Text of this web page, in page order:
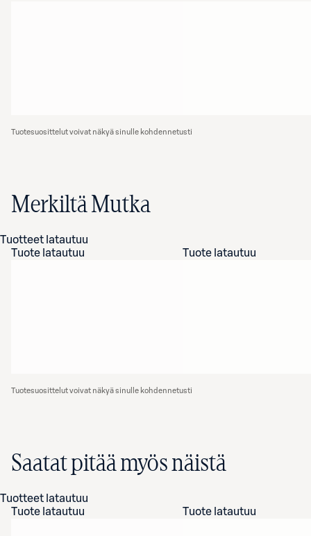
Tuotesuosittelut voivat näkyä sinulle kohdennetusti
Merkiltä Mutka
Tuotteet latautuu
Tuote latautuu
Tuote latautuu
Tuotesuosittelut voivat näkyä sinulle kohdennetusti
Saatat pitää myös näistä
Tuotteet latautuu
Tuote latautuu
Tuote latautuu